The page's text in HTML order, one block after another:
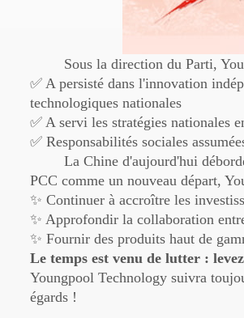
Sous la direction du Parti,
✅ A persisté dans l'innovation
technologiques nationales
✅ A servi les stratégies nationales
✅ Responsabilités sociales
La Chine d'aujourd'hui
PCC comme un nouveau départ,
✨ Continuer à accroître les
✨ Approfondir la collaboration
✨ Fournir des produits haut de
Le temps est venu de lutter :
Youngpool Technology suivra
égards !